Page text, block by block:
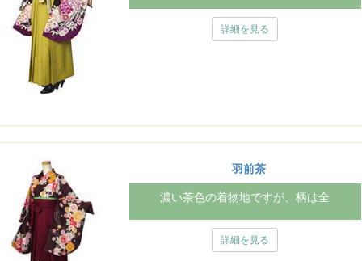
詳細を見る
羽前茶
濃い茶色の着物地ですが、柄は全
詳細を見る